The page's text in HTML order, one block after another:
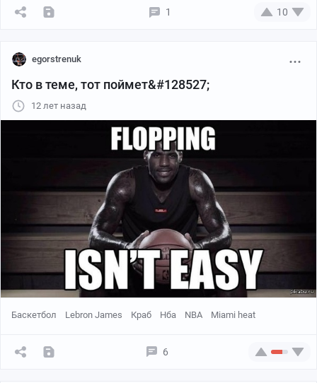
1 10
egorstrenuk
Кто в теме, тот поймет&#128527;
12 лет назад
Баскетбол Lebron James Краб Нба NBA Miami heat
6